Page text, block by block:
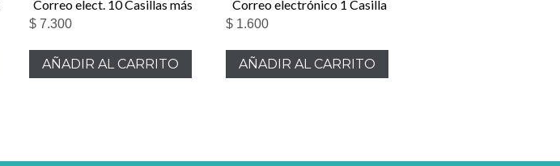
Correo elect. 10 Casillas más
$7.300
AÑADIR AL CARRITO
Correo electrónico 1 Casilla
$ 1.600
AÑADIR AL CARRITO